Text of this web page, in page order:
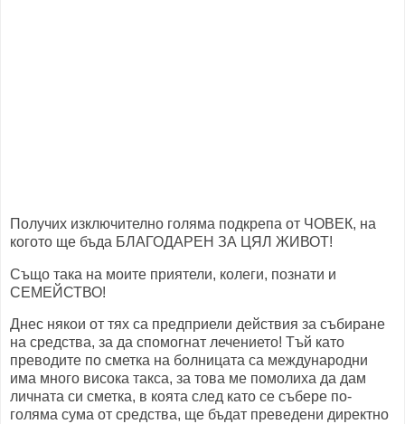
Получих изключително голяма подкрепа от ЧОВЕК, на
когото ще бъда БЛАГОДАРЕН ЗА ЦЯЛ ЖИВОТ!
Също така на моите приятели, колеги, познати и
СЕМЕЙСТВО!
Днес някои от тях са предприели действия за събиране
на средства, за да спомогнат лечението! Тъй като
преводите по сметка на болницата са международни
има много висока такса, за това ме помолиха да дам
личната си сметка, в коята след като се събере по-
голяма сума от средства, ще бъдат преведени директно